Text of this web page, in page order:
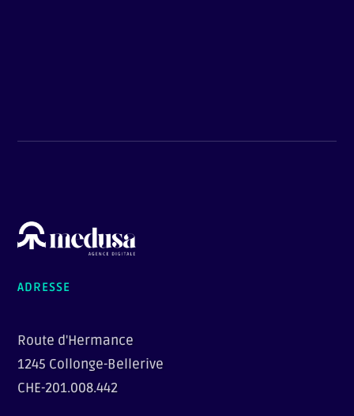
ADRESSE
Route d'Hermance
1245 Collonge-Bellerive
CHE-201.008.442